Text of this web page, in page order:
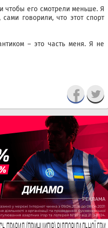
чтобы его смотрели меньше. Я
говорили, что этот спорт
– это часть меня. Я не